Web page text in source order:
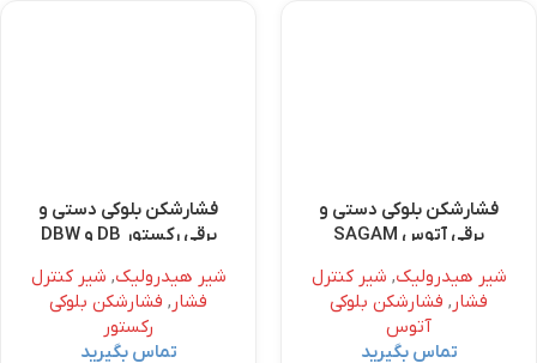
فشارشکن بلوکی دستی و
برقی آتوس SAGAM
شیر هیدرولیک, شیر کنترل
فشار , فشارشکن بلوکی
آتوس
تماس بگیرید
فشارشکن بلوکی دستی و
برقی رکستور DB و DBW
شیر هیدرولیک, شیر کنترل
فشار , فشارشکن بلوکی
رکستور
تماس بگیرید